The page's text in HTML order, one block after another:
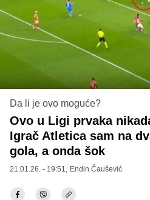
Da li je ovo moguće?
Ovo u Ligi prvaka
Igrač Atletica sam na
gola, a onda šok
21.01.26. - 19:51, Endin Čaušević